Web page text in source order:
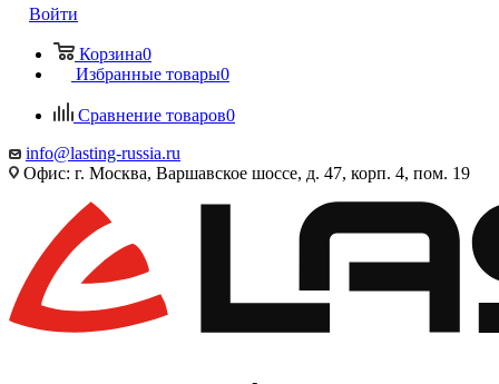
Войти
Корзина0
Избранные товары0
Сравнение товаров0
info@lasting-russia.ru
Офис: г. Москва, Варшавское шоссе, д. 47, корп. 4, пом. 19